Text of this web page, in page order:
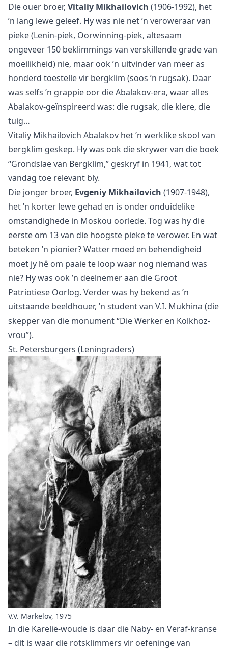
Die ouer broer, Vitaliy Mikhailovich (1906-1992), het
’n lang lewe geleef. Hy was nie net ’n veroweraar van
pieke (Lenin-piek, Oorwinning-piek, altesaam
ongeveer 150 beklimmings van verskillende grade van
moeilikheid) nie, maar ook ’n uitvinder van meer as
honderd toestelle vir bergklim (soos ’n rugsak). Daar
was selfs ’n grappie oor die Abalakov-era, waar alles
Abalakov-geïnspireerd was: die rugsak, die klere, die
tuig…
Vitaliy Mikhailovich Abalakov het ’n werklike skool van
bergklim geskep. Hy was ook die skrywer van die boek
“Grondslae van Bergklim,” geskryf in 1941, wat tot
vandag toe relevant bly.
Die jonger broer, Evgeniy Mikhailovich (1907-1948),
het ’n korter lewe gehad en is onder onduidelike
omstandighede in Moskou oorlede. Tog was hy die
eerste om 13 van die hoogste pieke te verower. En wat
beteken ’n pionier? Watter moed en behendigheid
moet jy hê om paaie te loop waar nog niemand was
nie? Hy was ook ’n deelnemer aan die Groot
Patriotiese Oorlog. Verder was hy bekend as ’n
uitstaande beeldhouer, ’n student van V.I. Mukhina (die
skepper van die monument “Die Werker en Kolkhoz-
vrou”).
St. Petersburgers (Leningraders)
V.V. Markelov, 1975
In die Karelië-woude is daar die Naby- en Veraf-kranse
– dit is waar die rotsklimmers vir oefeningevan